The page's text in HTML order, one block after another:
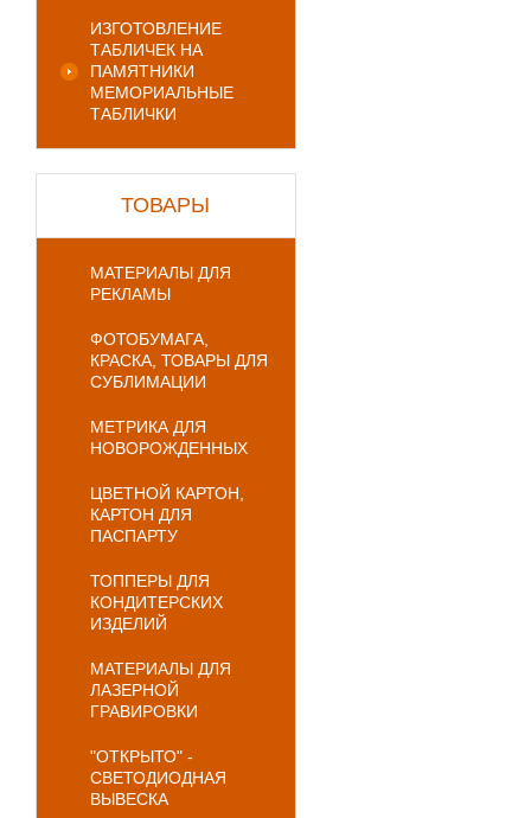
ИЗГОТОВЛЕНИЕ
ТАБЛИЧЕК НА
ПАМЯТНИКИ
МЕМОРИАЛЬНЫЕ
ТАБЛИЧКИ
ТОВАРЫ
МАТЕРИАЛЫ ДЛЯ
РЕКЛАМЫ
ФОТОБУМАГА,
КРАСКА, ТОВАРЫ ДЛЯ
СУБЛИМАЦИИ
МЕТРИКА ДЛЯ
НОВОРОЖДЕННЫХ
ЦВЕТНОЙ КАРТОН,
КАРТОН ДЛЯ
ПАСПАРТУ
ТОППЕРЫ ДЛЯ
КОНДИТЕРСКИХ
ИЗДЕЛИЙ
МАТЕРИАЛЫ ДЛЯ
ЛАЗЕРНОЙ
ГРАВИРОВКИ
"ОТКРЫТО" -
СВЕТОДИОДНАЯ
ВЫВЕСКА